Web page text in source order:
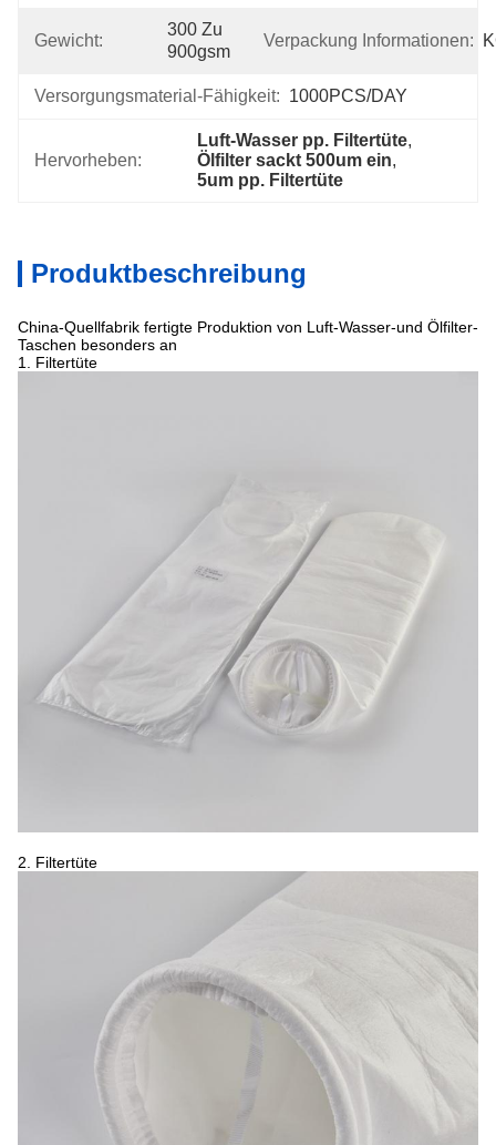
Gewicht:
300 Zu
900gsm
Verpackung Informationen:
Versorgungsmaterial-Fähigkeit: 1000PCS/DAY
Hervorheben:
Luft-Wasser pp. Filtertüte,
Ölfilter sackt 500um ein,
5um pp. Filtertüte
Produktbeschreibung
China-Quellfabrik fertigte Produktion von Luft-Wasser-und Ölfilter-
Taschen besonders an
1. Filtertüte
2. Filtertüte